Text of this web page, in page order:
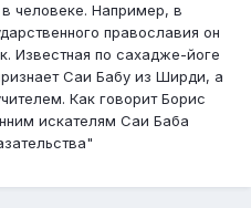
человеке. Например, в
православия он
Известная по сахадже-йоге
Саи Бабу из Ширди, а
Как говорит Борис
искателям Саи Баба